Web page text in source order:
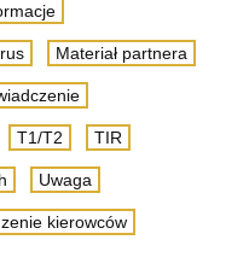
Materiał partnera
T1/T2 TIR
Uwaga
kierowców